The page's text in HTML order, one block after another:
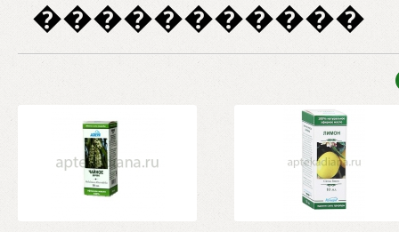
�����������